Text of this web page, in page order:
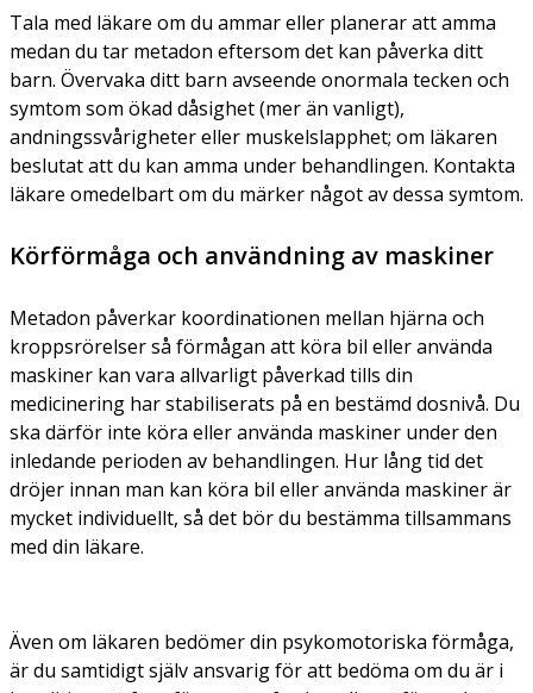
Tala med läkare om du ammar eller planerar att amma
medan du tar metadon eftersom det kan påverka ditt
barn. Övervaka ditt barn avseende onormala tecken och
symtom som ökad dåsighet (mer än vanligt),
andningssvårigheter eller muskelslapphet; om läkaren
beslutat att du kan amma under behandlingen. Kontakta
läkare omedelbart om du märker något av dessa symtom.
Körförmåga och användning av maskiner
Metadon påverkar koordinationen mellan hjärna och
kroppsrörelser så förmågan att köra bil eller använda
maskiner kan vara allvarligt påverkad tills din
medicinering har stabiliserats på en bestämd dosnivå. Du
ska därför inte köra eller använda maskiner under den
inledande perioden av behandlingen. Hur lång tid det
dröjer innan man kan köra bil eller använda maskiner är
mycket individuellt, så det bör du bestämma tillsammans
med din läkare.
Även om läkaren bedömer din psykomotoriska förmåga,
är du samtidigt själv ansvarig för att bedöma om du är i